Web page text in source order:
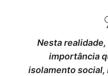
Nesta
importância
isolamento social,